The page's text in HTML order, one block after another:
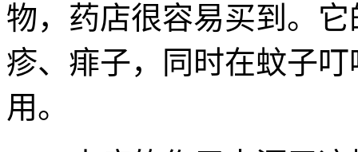
物，药店很容易买到。
疹、痱子，同时在蚊子
用。